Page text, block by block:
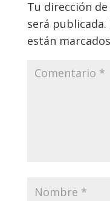
Tu dirección
será publicada.
están